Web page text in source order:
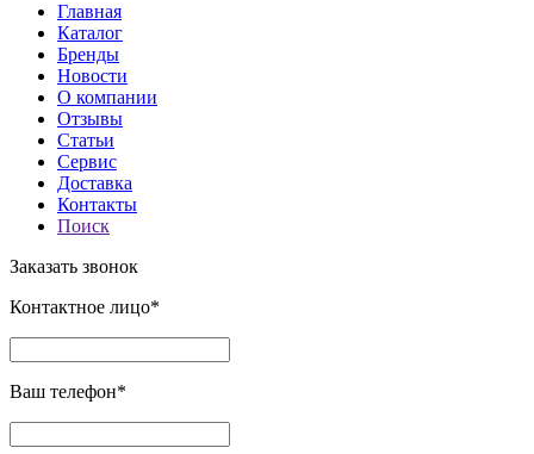
Главная
Каталог
Бренды
Новости
О компании
Отзывы
Статьи
Сервис
Доставка
Контакты
Поиск
Заказать звонок
Контактное лицо*
Ваш телефон*